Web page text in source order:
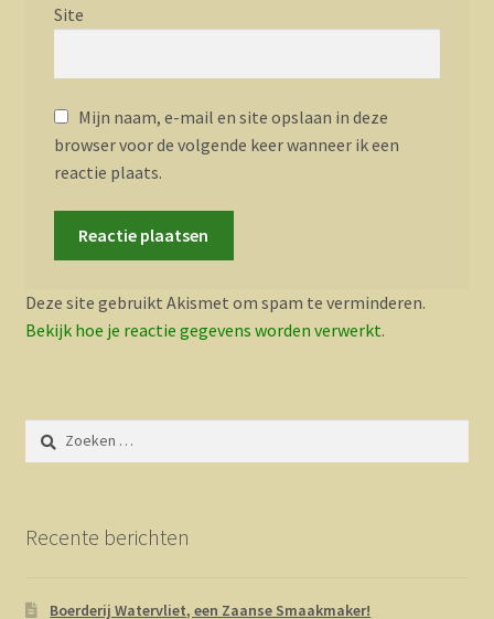
Site
Mijn naam, e-mail en site opslaan in deze
browser voor de volgende keer wanneer ik een
reactie plaats.
Deze site gebruikt Akismet om spam te verminderen.
Bekijk hoe je reactie gegevens worden verwerkt.
Zoeken
naar:
Recente berichten
Boerderij Watervliet, een Zaanse Smaakmaker!